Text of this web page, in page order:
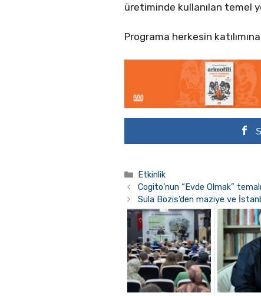
üretiminde kullanılan temel
Programa herkesin
Kategoriler
Etkinlik
Cogito’nun “Evde Olmak”
Sula Bozis’den maziye ve